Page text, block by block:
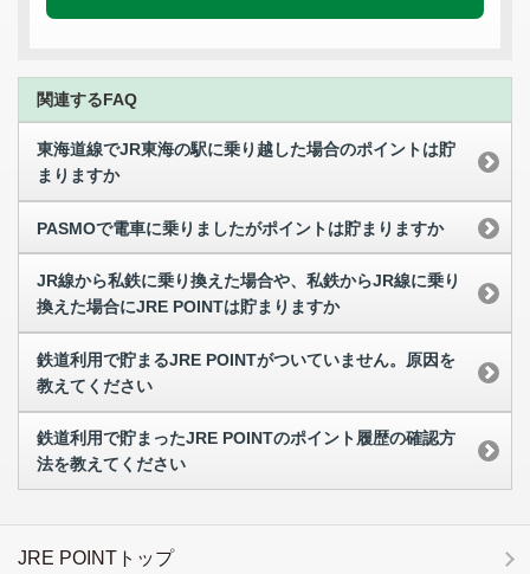
関連するFAQ
東海道線でJR東海の駅に乗り越した場合のポイントは貯
まりますか
PASMOで電車に乗りましたがポイントは貯まりますか
JR線から私鉄に乗り換えた場合や、私鉄からJR線に乗り
換えた場合にJRE POINTは貯まりますか
鉄道利用で貯まるJRE POINTがついていません。原因を
教えてください
鉄道利用で貯まったJRE POINTのポイント履歴の確認方
法を教えてください
JRE POINTトップ